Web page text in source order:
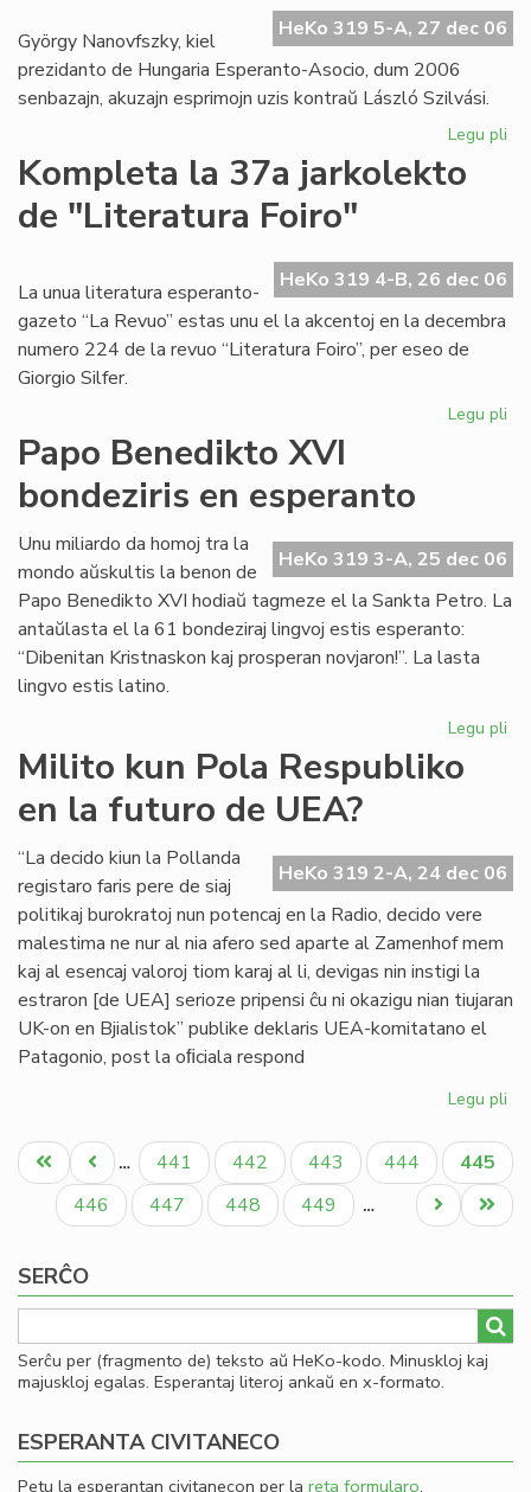
HeKo 319 5-A, 27 dec 06
György Nanovfszky, kiel
prezidanto de Hungaria Esperanto-Asocio, dum 2006
senbazajn, akuzajn esprimojn uzis kontraŭ László Szilvási.
Legu pli
Kompleta la 37a jarkolekto
de "Literatura Foiro"
HeKo 319 4-B, 26 dec 06
La unua literatura esperanto-
gazeto “La Revuo” estas unu el la akcentoj en la decembra
numero 224 de la revuo “Literatura Foiro”, per eseo de
Giorgio Silfer.
Legu pli
de
Papo Benedikto XVI
bondeziris en esperanto
HeKo 319 3-A, 25 dec 06
Unu miliardo da homoj tra la
mondo aŭskultis la benon de
Papo Benedikto XVI hodiaŭ tagmeze el la Sankta Petro. La
antaŭlasta el la 61 bondeziraj lingvoj estis esperanto:
“Dibenitan Kristnaskon kaj prosperan novjaron!”. La lasta
lingvo estis latino.
Legu pli
en
Milito kun Pola Respubliko
en la futuro de UEA?
HeKo 319 2-A, 24 dec 06
“La decido kiun la Pollanda
registaro faris pere de siaj
politikaj burokratoj nun potencaj en la Radio, decido vere
malestima ne nur al nia afero sed aparte al Zamenhof mem
kaj al esencaj valoroj tiom karaj al li, devigas nin instigi la
estraron [de UEA] serioze pripensi ĉu ni okazigu nian tiujaran
UK-on en Bjialistok” publike deklaris UEA-komitatano el
Patagonio, post la oﬁciala respond
Legu pli
en
de
Pagination
Unua
paĝo
Antaŭa
paĝo
… Paĝo
441 Paĝo
442 Paĝo
443 Paĝo
444
Aktuala
paĝo
445
Paĝo
446 Paĝo
447 Paĝo
448 Paĝo
449 …
Last
page
Next
page
SERĈO
Serĉu per (fragmento de) teksto aŭ HeKo-kodo. Minuskloj kaj
majuskloj egalas. Esperantaj literoj ankaŭ en x-formato.
ESPERANTA CIVITANECO
Petu la esperantan civitanecon per la reta formularo.